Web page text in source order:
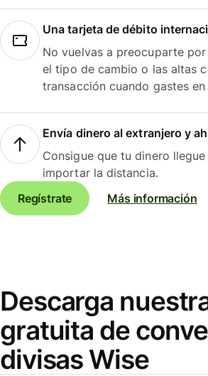
Una tarjeta de débito
No vuelvas a preocuparte
el tipo de cambio o las altas
transacción cuando gastes
Envía dinero al extranjero y
Consigue que tu dinero
importar la distancia.
Regístrate
Más información
Descarga
gratuita de
divisas Wise